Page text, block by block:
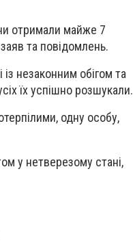
отримали майже 7
та повідомлень.
незаконним обігом та
їх успішно розшукали.
одну особу,
у нетверезому стані,